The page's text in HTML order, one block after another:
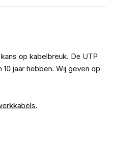
op kabelbreuk. De UTP
jaar hebben. Wij geven op
.